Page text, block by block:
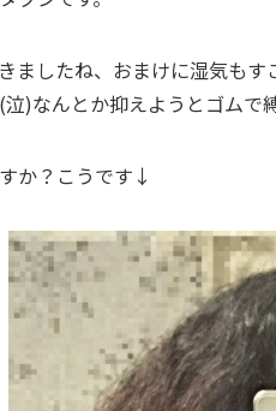
ましたね、おまけに湿気も
)なんとか抑えようとゴムで
か？こうです↓